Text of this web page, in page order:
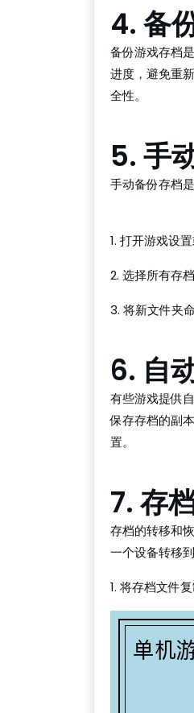
4. 备
备份游戏存档
进度，避免重
全性。
5. 手
手动备份存档
1. 打开游戏设
2. 选择所有存
3. 将新文件夹
6. 自
有些游戏提供
保存存档的副
置。
7. 存
存档的转移和
一个设备转移
1. 将存档文件